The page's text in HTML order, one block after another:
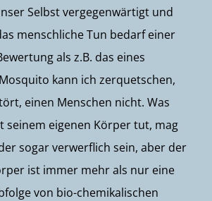
Selbst vergegenwärtigt und
menschliche Tun bedarf einer
als z.B. das eines
kann ich zerquetschen,
einen Menschen nicht. Was
seinem eigenen Körper tut, mag
sogar verwerflich sein, aber der
ist immer mehr als nur eine
von bio-chemikalischen